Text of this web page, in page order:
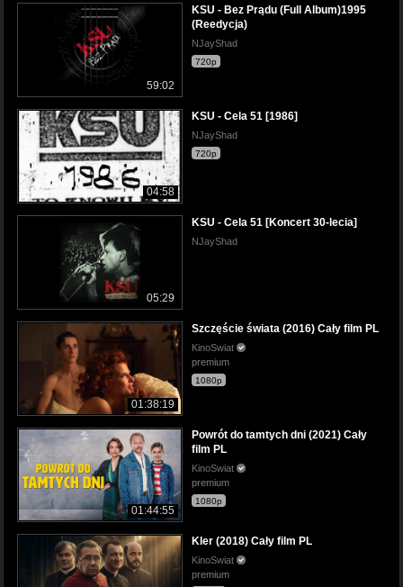
59:02
KSU - Bez Prądu (Full Album)1995
(Reedycja)
NJayShad
720p
04:58
KSU - Cela 51 [1986]
NJayShad
720p
05:29
KSU - Cela 51 [Koncert 30-lecia]
NJayShad
01:38:19
Szczęście świata (2016) Cały film PL
KinoSwiat
premium
1080p
01:44:55
Powrót do tamtych dni (2021) Cały
film PL
KinoSwiat
premium
1080p
Kler (2018) Cały film PL
KinoSwiat
premium